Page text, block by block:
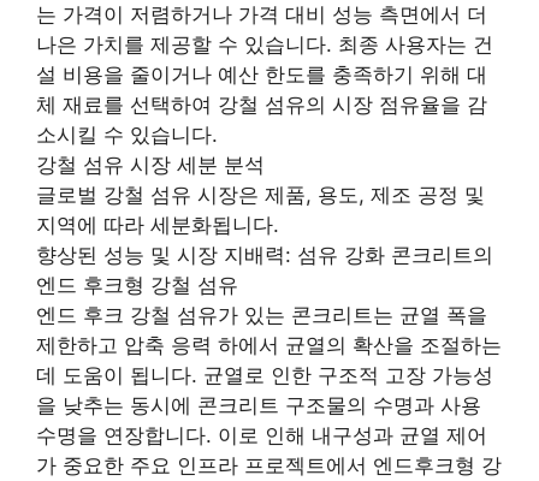
는 가격이 저렴하거나 가격 대비 성능 측면에서 더
나은 가치를 제공할 수 있습니다. 최종 사용자는 건
설 비용을 줄이거나 예산 한도를 충족하기 위해 대
체 재료를 선택하여 강철 섬유의 시장 점유율을 감
소시킬 수 있습니다.
강철 섬유 시장 세분 분석
글로벌 강철 섬유 시장은 제품, 용도, 제조 공정 및
지역에 따라 세분화됩니다.
향상된 성능 및 시장 지배력: 섬유 강화 콘크리트의
엔드 후크형 강철 섬유
엔드 후크 강철 섬유가 있는 콘크리트는 균열 폭을
제한하고 압축 응력 하에서 균열의 확산을 조절하는
데 도움이 됩니다. 균열로 인한 구조적 고장 가능성
을 낮추는 동시에 콘크리트 구조물의 수명과 사용
수명을 연장합니다. 이로 인해 내구성과 균열 제어
가 중요한 주요 인프라 프로젝트에서 엔드후크형 강